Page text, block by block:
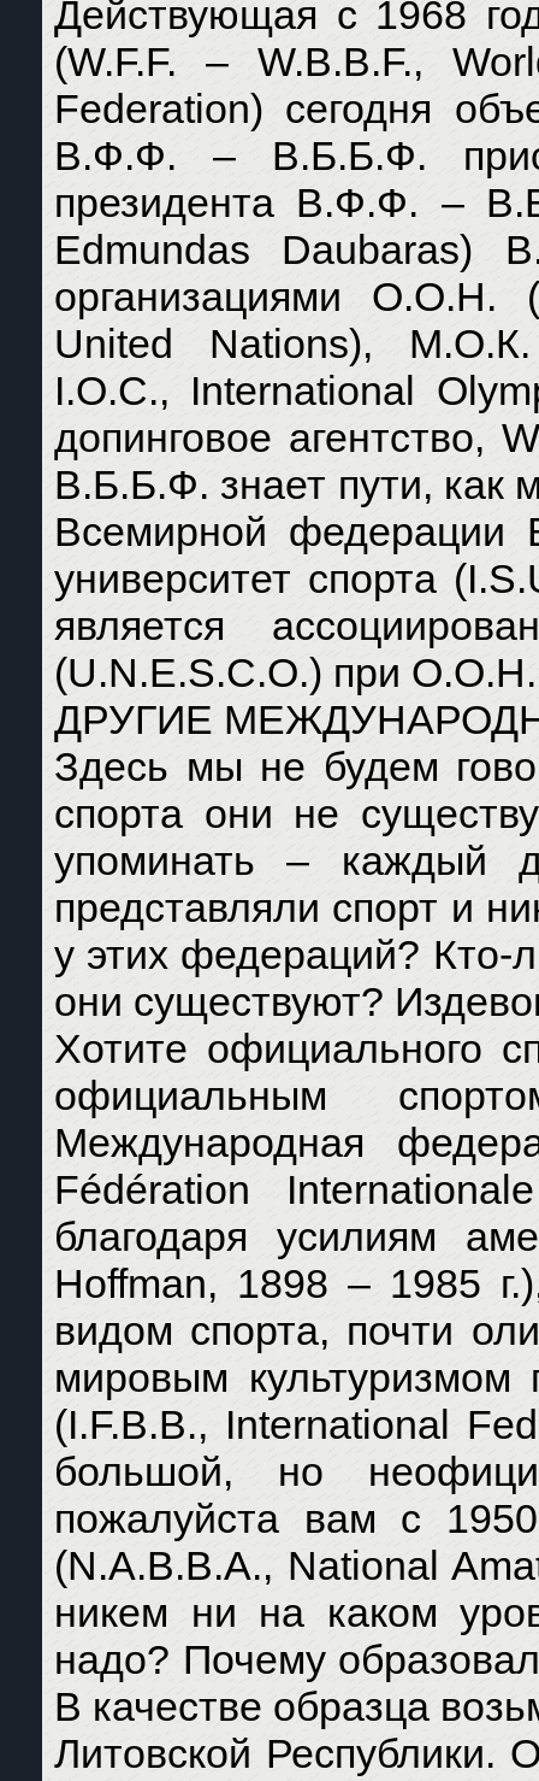
Действующая с 1968
(W.F.F. – W.B.B.F.,
Federation) сегодня
В.Ф.Ф. – В.Б.Б.Ф.
президента В.Ф.Ф. –
Edmundas Daubaras)
организациями О.О.Н.
United Nations),
I.O.C., International
допинговое агентство,
В.Б.Б.Ф. знает пути, как
Всемирной
университет спорта
является
(U.N.E.S.C.O.) при
ДРУГИЕ
Здесь мы не будем
спорта они не
упоминать – каждый
представляли спорт и
у этих федераций? Кто-
они существуют?
Хотите официального
официальным
Международная
Fédération
благодаря усилиям
Hoffman, 1898 – 1985
видом спорта, почти
мировым
(I.F.B.B., International
большой, но
пожалуйста вам с
(N.A.B.B.A., National
никем ни на каком
надо? Почему
В качестве образца
Литовской Республики.